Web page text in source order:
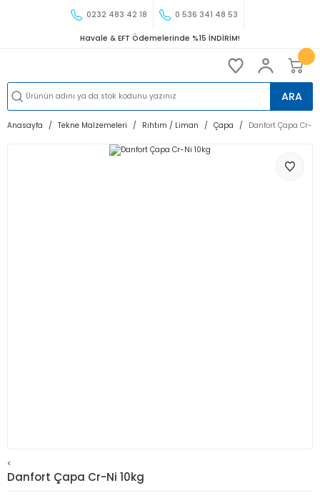
0232 483 42 18 0 536 341 48 53
Havale & EFT Ödemelerinde %15 İNDİRİM!
ARA
Anasayfa Tekne Malzemeleri Rıhtım / Liman Çapa Danfort Çapa Cr-
<
Danfort Çapa Cr-Ni 10kg